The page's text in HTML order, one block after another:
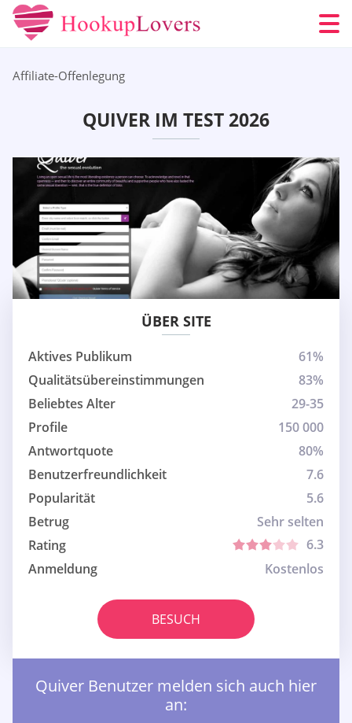
Affiliate-Offenlegung
QUIVER IM TEST 2026
ÜBER SITE
Aktives Publikum
61%
Qualitätsübereinstimmungen
83%
Beliebtes Alter
29-35
Profile
150 000
Antwortquote
80%
Benutzerfreundlichkeit
7.6
Popularität
5.6
Betrug
Sehr selten
Rating
6.3
Anmeldung
Kostenlos
BESUCH
Quiver Benutzer melden sich auch hier
an: